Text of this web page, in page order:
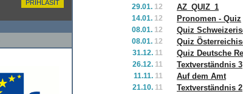
29.01. 12 AZ_QUIZ_1
14.01. 12 Pronomen - Quiz
08.01. 12 Quiz
08.01. 12 Quiz
31.12. 11 Quiz Deutsche
26.12. 11 Textverständnis 3
11.11. 11 Auf dem Amt
21.10. 11 Textverständnis 2